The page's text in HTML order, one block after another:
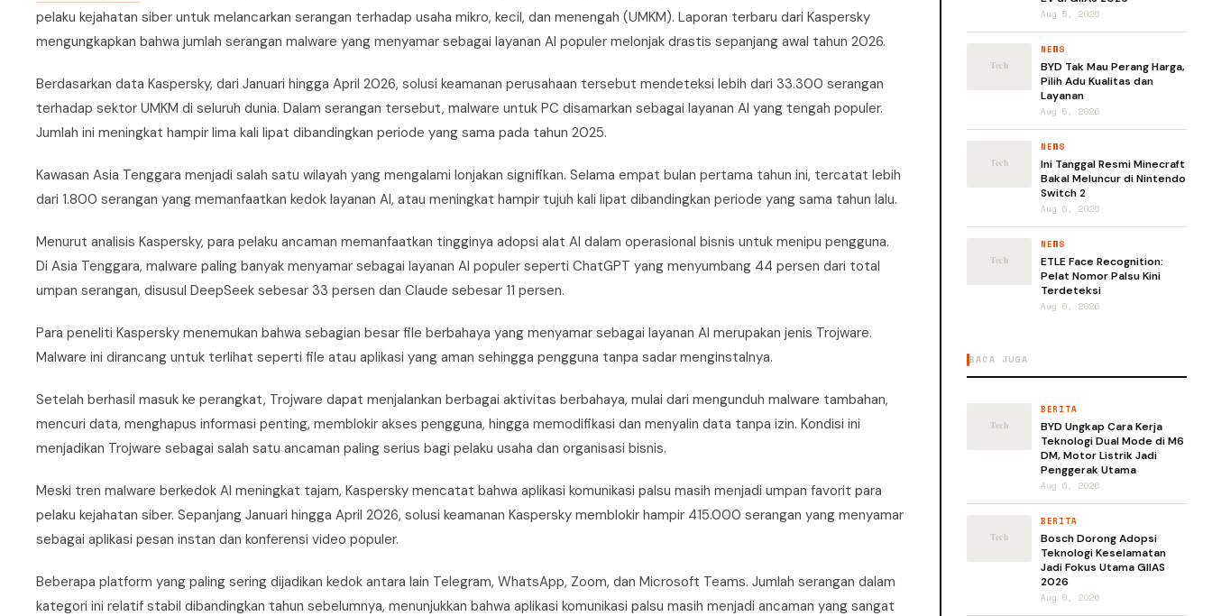
pelaku kejahatan siber untuk melancarkan serangan terhadap usaha mikro, kecil, dan menengah (UMKM). Laporan terbaru dari Kaspersky
mengungkapkan bahwa jumlah serangan malware yang menyamar sebagai layanan AI populer melonjak drastis sepanjang awal tahun 2026.
Berdasarkan data Kaspersky, dari Januari hingga April 2026, solusi keamanan perusahaan tersebut mendeteksi lebih dari 33.300 serangan
terhadap sektor UMKM di seluruh dunia. Dalam serangan tersebut, malware untuk PC disamarkan sebagai layanan AI yang tengah populer.
Jumlah ini meningkat hampir lima kali lipat dibandingkan periode yang sama pada tahun 2025.
Kawasan Asia Tenggara menjadi salah satu wilayah yang mengalami lonjakan signifikan. Selama empat bulan pertama tahun ini, tercatat lebih
dari 1.800 serangan yang memanfaatkan kedok layanan AI, atau meningkat hampir tujuh kali lipat dibandingkan periode yang sama tahun lalu.
Menurut analisis Kaspersky, para pelaku ancaman memanfaatkan tingginya adopsi alat AI dalam operasional bisnis untuk menipu pengguna.
Di Asia Tenggara, malware paling banyak menyamar sebagai layanan AI populer seperti ChatGPT yang menyumbang 44 persen dari total
umpan serangan, disusul DeepSeek sebesar 33 persen dan Claude sebesar 11 persen.
Para peneliti Kaspersky menemukan bahwa sebagian besar file berbahaya yang menyamar sebagai layanan AI merupakan jenis Trojware.
Malware ini dirancang untuk terlihat seperti file atau aplikasi yang aman sehingga pengguna tanpa sadar menginstalnya.
Setelah berhasil masuk ke perangkat, Trojware dapat menjalankan berbagai aktivitas berbahaya, mulai dari mengunduh malware tambahan,
mencuri data, menghapus informasi penting, memblokir akses pengguna, hingga memodifikasi dan menyalin data tanpa izin. Kondisi ini
menjadikan Trojware sebagai salah satu ancaman paling serius bagi pelaku usaha dan organisasi bisnis.
Meski tren malware berkedok AI meningkat tajam, Kaspersky mencatat bahwa aplikasi komunikasi palsu masih menjadi umpan favorit para
pelaku kejahatan siber. Sepanjang Januari hingga April 2026, solusi keamanan Kaspersky memblokir hampir 415.000 serangan yang menyamar
sebagai aplikasi pesan instan dan konferensi video populer.
Beberapa platform yang paling sering dijadikan kedok antara lain Telegram, WhatsApp, Zoom, dan Microsoft Teams. Jumlah serangan dalam
kategori ini relatif stabil dibandingkan tahun sebelumnya, menunjukkan bahwa aplikasi komunikasi palsu masih menjadi ancaman yang sangat
Aug 5, 2026
NEWS
BYD Tak Mau Perang Harga,
Pilih Adu Kualitas dan
Layanan
Aug 5, 2026
NEWS
Ini Tanggal Resmi Minecraft
Bakal Meluncur di Nintendo
Switch 2
Aug 6, 2026
NEWS
ETLE Face Recognition:
Pelat Nomor Palsu Kini
Terdeteksi
Aug 6, 2026
BACA JUGA
BERITA
BYD Ungkap Cara Kerja
Teknologi Dual Mode di M6
DM, Motor Listrik Jadi
Penggerak Utama
Aug 6, 2026
BERITA
Bosch Dorong Adopsi
Teknologi Keselamatan
Jadi Fokus Utama GIIAS
2026
Aug 6, 2026